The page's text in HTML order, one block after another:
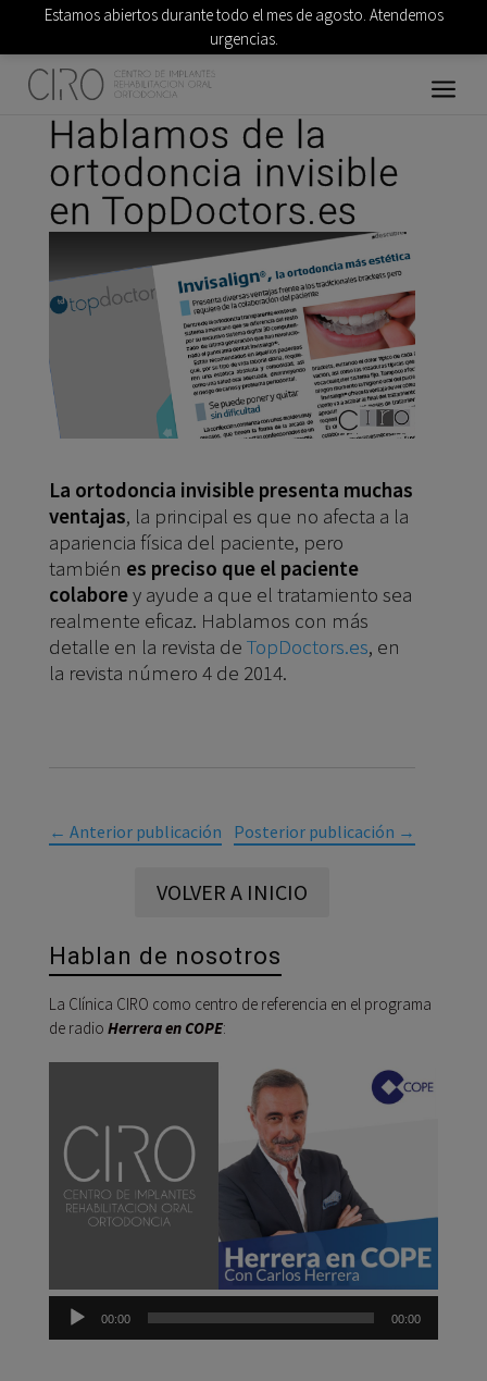
Hablamos de la
ortodoncia invisible
en TopDoctors.es
La ortodoncia invisible presenta muchas
ventajas, la principal es que no afecta a la
apariencia física del paciente, pero
también es preciso que el paciente
colaborey ayude a que el tratamiento sea
realmente eficaz. Hablamos con más
detalle en la revista de TopDoctors.es, en
la revista número 4 de 2014.
← Anterior publicación Posterior publicación →
VOLVER A INICIO
Hablan de nosotros
La Clínica CIRO como centro de referencia en el programa
de radio Herrera en COPE:
00:00 00:00
Estamos abiertos durante todo el mes de agosto. Atendemos
urgencias.